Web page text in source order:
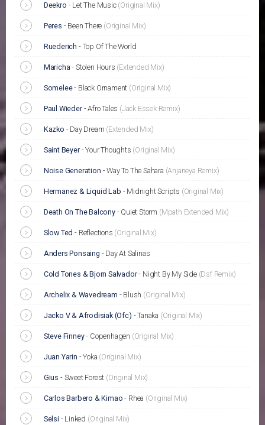
Deekro - Let The Music (Original Mix)
Peres - Been There (Original Mix)
Ruederich - Top Of The World
Maricha - Stolen Hours (Extended Mix)
Somelee- Black Ornament (Original Mix)
Paul Wieder-Afro Tales (Jack Essek Remix)
Kazko - Day Dream (Extended Mix)
Saint Beyer-Your Thoughts (Original Mix)
Noise Generation -Way To The Sahara (Anjaneya Remix)
Hermanez & Liquid Lab - Midnight Scripts (Original Mix)
Death On The Balcony- Quiet Storm (Mpath Extended Mix)
Slow Ted - Reflections (Original Mix)
Anders Ponsaing - Day At Salinas
Cold Tones & Bjorn Salvador- Night By My Side (Dsf Remix)
Archelix & Wavedream - Blush (Original Mix)
Jacko V & Afrodisiak (Ofc) -Tanaka (Original Mix)
Steve Finney- Copenhagen (Original Mix)
Juan Yarin -Yoka (Original Mix)
Gius - Sweet Forest (Original Mix)
Carlos Barbero & Kimao - Rhea (Original Mix)
Selsi - Linked (Original Mix)